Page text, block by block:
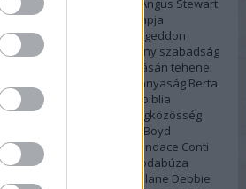
alámerítkezés
Angus Stewart
Anthony Morris
Anyák Napja
ARC kivizsgálás
Armageddon
Audrey Knorr
A keresztény szabadság
Básán tehenei
béranyaság Berta
Sarim
biblia
bírósági döntés
Blogközösség
Bonnie Boyd
Candace Conti
belüli erőszak
csodabúza
David Splane Debbie